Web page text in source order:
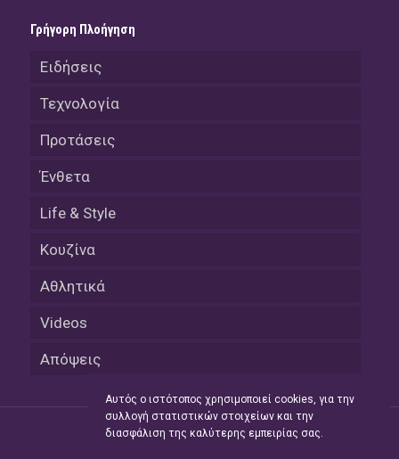
Γρήγορη Πλοήγηση
Ειδήσεις
Τεχνολογία
Προτάσεις
Ένθετα
Life & Style
Κουζίνα
Αθλητικά
Videos
Απόψεις
Αυτός ο ιστότοπος χρησιμοποιεί cookies, για την
συλλογή στατιστικών στοιχείων και την
διασφάλιση της καλύτερης εμπειρίας σας.